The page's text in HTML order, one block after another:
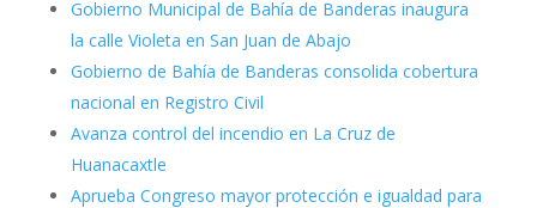
Gobierno Municipal de Bahía de Banderas inaugura
la calle Violeta en San Juan de Abajo
Gobierno de Bahía de Banderas consolida cobertura
nacional en Registro Civil
Avanza control del incendio en La Cruz de
Huanacaxtle
Aprueba Congreso mayor protección e igualdad para